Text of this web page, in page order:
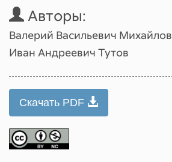
Авторы:
Валерий Васильевич Михайлов
Иван Андреевич Тутов
Скачать PDF